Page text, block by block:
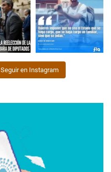
Seguir en Instagram